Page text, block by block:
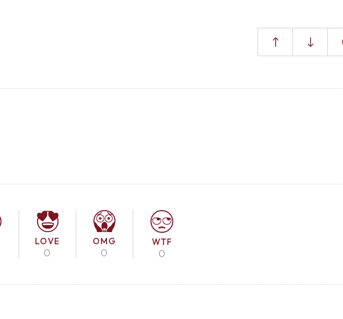
LOVE
0
OMG
0
WTF
0